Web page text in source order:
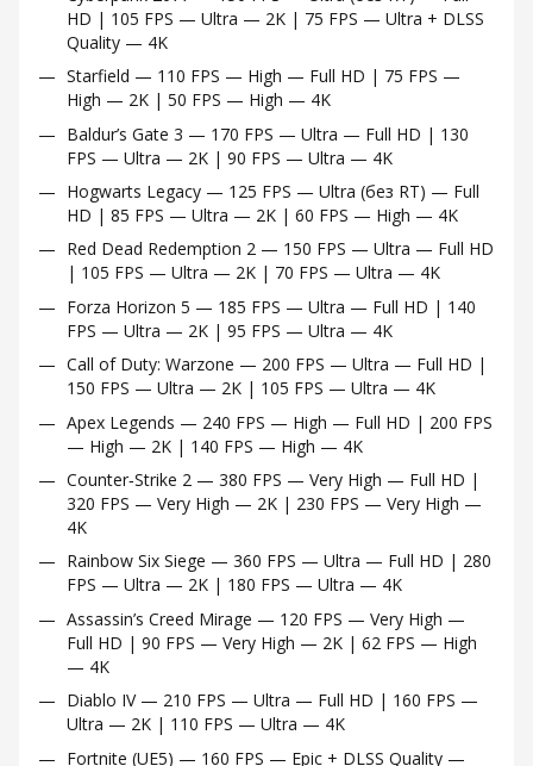
HD | 105 FPS — Ultra — 2K | 75 FPS — Ultra + DLSS
Quality — 4K
Starfield — 110 FPS — High — Full HD | 75 FPS —
High — 2K | 50 FPS — High — 4K
Baldur’s Gate 3 — 170 FPS — Ultra — Full HD | 130
FPS — Ultra — 2K | 90 FPS — Ultra — 4K
Hogwarts Legacy — 125 FPS — Ultra (без RT) — Full
HD | 85 FPS — Ultra — 2K | 60 FPS — High — 4K
Red Dead Redemption 2 — 150 FPS — Ultra — Full HD
| 105 FPS — Ultra — 2K | 70 FPS — Ultra — 4K
Forza Horizon 5 — 185 FPS — Ultra — Full HD | 140
FPS — Ultra — 2K | 95 FPS — Ultra — 4K
Call of Duty: Warzone — 200 FPS — Ultra — Full HD |
150 FPS — Ultra — 2K | 105 FPS — Ultra — 4K
Apex Legends — 240 FPS — High — Full HD | 200 FPS
— High — 2K | 140 FPS — High — 4K
Counter‑Strike 2 — 380 FPS — Very High — Full HD |
320 FPS — Very High — 2K | 230 FPS — Very High —
4K
Rainbow Six Siege — 360 FPS — Ultra — Full HD | 280
FPS — Ultra — 2K | 180 FPS — Ultra — 4K
Assassin’s Creed Mirage — 120 FPS — Very High —
Full HD | 90 FPS — Very High — 2K | 62 FPS — High
— 4K
Diablo IV — 210 FPS — Ultra — Full HD | 160 FPS —
Ultra — 2K | 110 FPS — Ultra — 4K
Fortnite (UE5) — 160 FPS — Epic + DLSS Quality —